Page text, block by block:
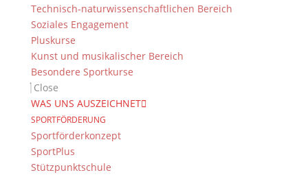
Technisch-naturwissenschaftlichen Bereich
Soziales Engagement
Pluskurse
Kunst und musikalischer Bereich
Besondere Sportkurse
Close
WAS UNS AUSZEICHNET
SPORTFÖRDERUNG
Sportförderkonzept
SportPlus
Stützpunktschule
Das DG
Dientzenhofer-Gymnasium Bamberg
Feldkirchenstr. 20-22
Tel.: +49 (0) 951 93 23 90
Fax.: +49 (0) 951 93 23 92 0